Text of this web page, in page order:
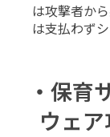
は攻撃者か
は支払わず
・保育
ウェ